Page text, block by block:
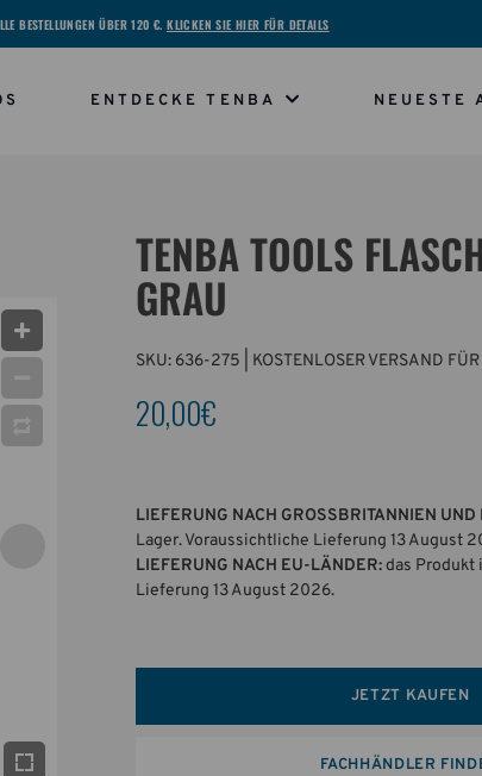
BESTELLUNGEN ÜBER 120 €.KLICKEN SIE HIER FÜR DETAILS
ENTDECKE TENBA NEUESTE
TENBA TOOLS
GRAU
SKU: 636-275 | KOSTENLOSER VERSAND
20,00€
LIEFERUNG NACH GROSSBRITANNIEN
Lager. Voraussichtliche Lieferung 13 August
LIEFERUNG NACH EU-LÄNDER:das Produkt
Lieferung 13 August 2026.
JETZT KAUFEN
FACHHÄNDLER